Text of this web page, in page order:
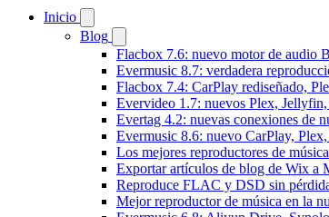
Inicio
Blog
Flacbox 7.6: nuevo motor de audio
Evermusic 8.7: verdadera
Flacbox 7.4: CarPlay rediseñado,
Evervideo 1.7: nuevos Plex,
Evertag 4.2: nuevas conexiones de
Evermusic 8.6: nuevo CarPlay,
Los mejores reproductores de
Exportar artículos de blog de Wix a
Reproduce FLAC y DSD sin
Mejor reproductor de música en la